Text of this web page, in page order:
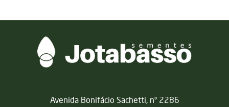
Matriz
Avenida Bonifácio Sachetti, nº 2286